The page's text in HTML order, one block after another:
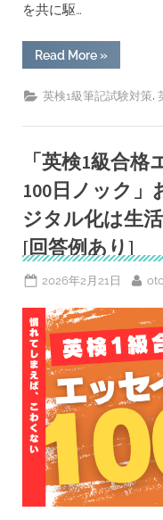
を共に駆…
Read More“「英
検
級
合
エ
セ
イ
イ
テ
ィ
ン
グ
100
ノ
お
題：
先
進
国
は
発
展
途
上
対
し
て
債
»
英検1級筆記試験対策,
「英検1級合
100日ノック
ジタル化は生
[回答例あり]
Posted
2026年2月21日 By